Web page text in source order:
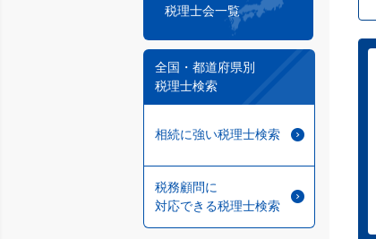
税理士会一覧
全国・都道府県別
税理士検索
相続に強い税理士検索
税務顧問に
対応できる税理士検索